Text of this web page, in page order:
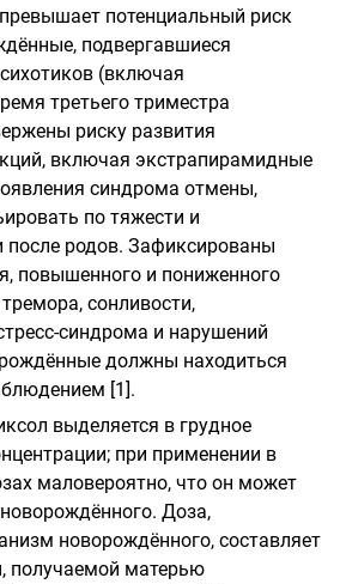
потенциальный риск
подвергавшиеся
(включая
третьего триместра
риску развития
включая экстрапирамидные
синдрома отмены,
по тяжести и
после родов. Зафиксированы
повышенного и пониженного
сонливости,
синдрома и нарушений
должны находиться
[1].
выделяется в грудное
при применении в
маловероятно, что он может
Доза,
новорождённого, составляет
получаемой матерью